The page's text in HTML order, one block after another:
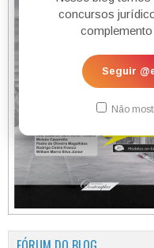
concursos
Seguir
Não